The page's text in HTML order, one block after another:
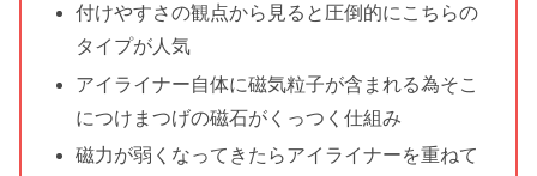
付けやすさの観点から見ると圧倒的にこちらの
タイプが人気
アイライナー自体に磁気粒子が含まれる為そこ
につけまつげの磁石がくっつく仕組み
磁力が弱くなってきたらアイライナーを重ねて